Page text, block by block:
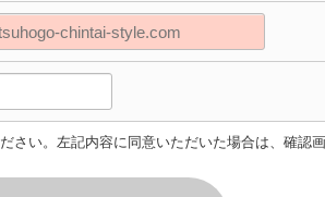
さい。左記内容に同意いただいた場合は、確認